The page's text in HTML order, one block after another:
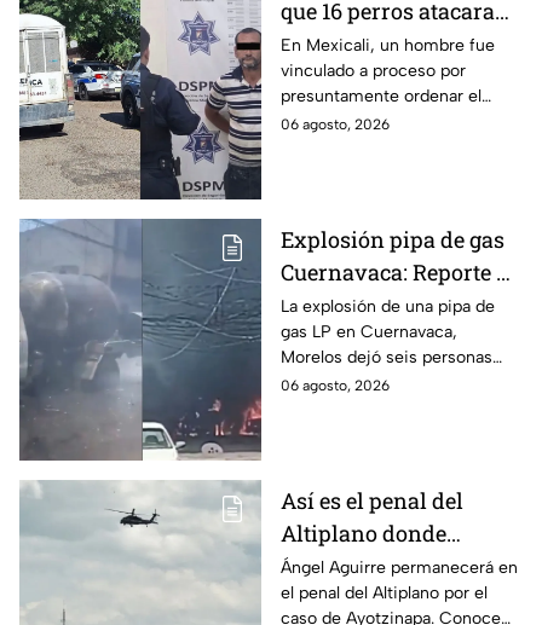
que 16 perros atacaran
a su hermana con
discapacidad en
Mexicali, BC
En Mexicali, un hombre fue
vinculado a proceso por
presuntamente ordenar el
ataque de 16 perros contra su
06 agosto, 2026
Explosión pipa de gas
Cuernavaca: Reporte de
víctimas tras estallido
en Morelos
La explosión de una pipa de
gas LP en Cuernavaca,
Morelos dejó seis personas
hospitalizadas. IMSS informó
06 agosto, 2026
Así es el penal del
Altiplano donde
permanecerá Ángel
Aguirre por caso
Ángel Aguirre permanecerá en
el penal del Altiplano por el
caso de Ayotzinapa. Conoce